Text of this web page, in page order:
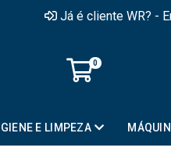
Já é cliente WR? -
0
E LIMPEZA